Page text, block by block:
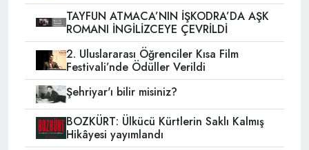
TAYFUN ATMACA’NIN İŞKODRA’DA AŞK
ROMANI İNGİLİZCEYE ÇEVRİLDİ
2. Uluslararası Öğrenciler Kısa Film
Festivali’nde Ödüller Verildi
Şehriyar'ı bilir misiniz?
BOZKÜRT: Ülkücü Kürtlerin Saklı Kalmış
Hikâyesi yayımlandı